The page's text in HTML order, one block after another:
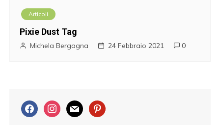
Articoli
Pixie Dust Tag
Michela Bergagna 24 Febbraio 2021 0
f
a
i
n
m
a
p